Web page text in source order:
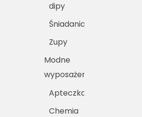
dipy
Śniadania
Zupy
Modne
wyposażenie
Apteczka
Chemia